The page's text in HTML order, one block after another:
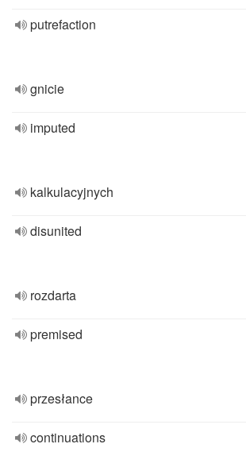
putrefaction
gnicie
imputed
kalkulacyjnych
disunited
rozdarta
premised
przesłance
continuations